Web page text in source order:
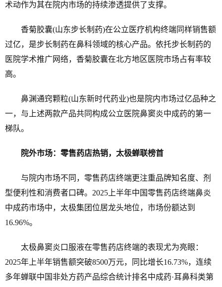
术动作为其在院内市场的持续渗透提供了支撑。
香菊胶囊(山东步长制药)在公立医疗机构终端同样销售额
过亿，是步长制药在鼻科领域的核心产品。依托步长制药的
医院学术推广网络，香菊胶囊在北方地区医院市场占有率较
高。
鼻渊通窍颗粒(山东新时代药业)也是院内市场过亿品种之
一，与上述两款产品共同构成公立医院鼻窦炎中成药的第一
梯队。
院外市场：零售药店热销，太极蝉联榜首
与院内市场不同，零售药店终端更注重品牌知名度、剂
型便利性和消费者口碑。2025上半年中国零售药店终端鼻炎
中成药市场中，太极集团位居龙头地位，市场份额达到
16.96%。
太极鼻窦炎口服液在零售药店终端的表现尤为亮眼：
2025年上半年销售额突破8500万元，同比增长16.73%，连续
多年蝉联中国非处方药产品综合统计排名中成药·耳鼻科类第